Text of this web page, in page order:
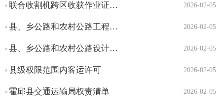
2026-02-05
联合收割机跨区收获作业证的补发、换发办事指南
2026-02-05
县、乡公路和农村公路工程初步设计核准
2026-02-05
县、乡公路和农村公路设计变更核准
2026-02-05
县级权限范围内客运许可
2026-02-05
霍邱县交通运输局权责清单